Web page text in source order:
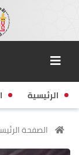
الرئيسية
الصفحة